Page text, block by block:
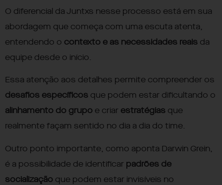
O diferencial da Juntxs nesse processo está em sua
abordagem que começa com uma escuta atenta,
entendendo o contexto e as necessidades reais da
equipe desde o início.
Essa atenção aos detalhes permite compreender os
desafios específicos que podem estar dificultando o
alinhamento do grupo e criar estratégias que
realmente façam sentido no dia a dia do time.
Outro ponto importante, como aponta Darwin Grein,
é a possibilidade de identificar padrões de
socialização que podem estar invisíveis no